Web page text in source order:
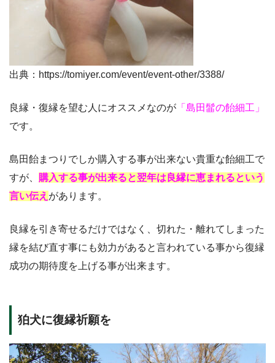
出典：https://tomiyer.com/event/event-other/3388/
良縁・復縁を望む人にオススメなのが 「島田髷の飴細工」
です。
島田飴まつりでしか購入する事が出来ない貴重な飴細工で
すが、 購入する事が出来ると翌年は良縁に恵まれるという
言い伝え があります。
良縁を引き寄せるだけではなく、切れた・離れてしまった
縁を結び直す事にも効力があると言われている事から復縁
成功の期待度を上げる事が出来ます。
狛犬に復縁祈願を